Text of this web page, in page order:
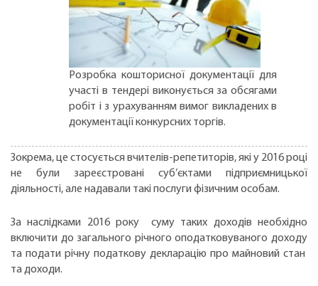
Розробка кошторисної документації для
участі в тендері виконується за обсягами
робіт і з урахуванням вимог викладених в
документації конкурсних торгів.
Зокрема, це стосується вчителів-репетиторів, які у 2016 році
не були зареєстровані суб’єктами підприємницької
діяльності, але надавали такі послуги фізичним особам.
За наслідками 2016 року суму таких доходів необхідно
включити до загального річного оподатковуваного доходу
та подати річну податкову декларацію про майновий стан
та доходи.